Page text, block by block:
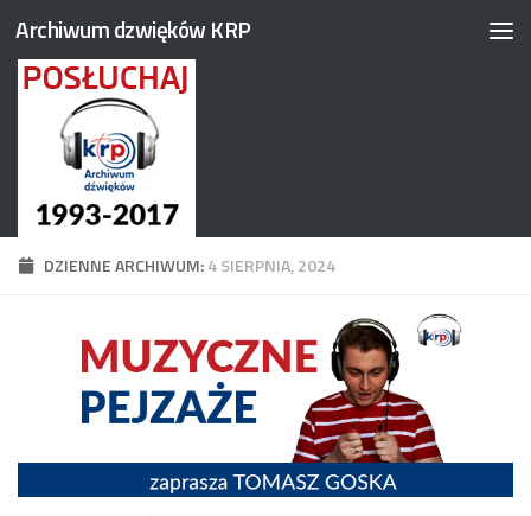
Przejdź do treści
Archiwum dzwięków KRP
DZIENNE ARCHIWUM:4 SIERPNIA, 2024